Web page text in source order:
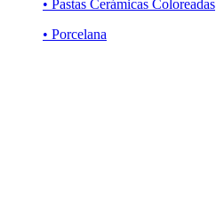
• Pastas Cerámicas Coloreadas
• Porcelana